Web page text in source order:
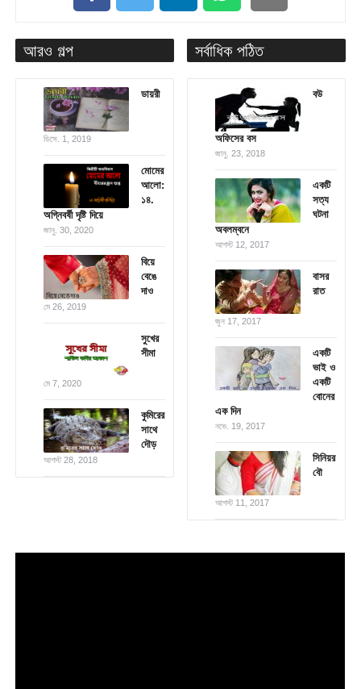
আরও গল্প
ডায়রী
ডিসে. 1, 2019
মোমের
আলো:
১৪.
অগ্নিবর্ষী দৃষ্টি দিয়ে
জানু. 30, 2020
বিয়ে
বেঙে
দাও
মে 26, 2019
সুখের
সীমা
মে 7, 2020
কুমিরের
সাথে
দৌড়
আগস্ট 28, 2018
সর্বাধিক পঠিত
বউ
অফিসের বস
জানু. 23, 2018
একটি
সত্য
ঘটনা
অবলম্বনে
আগস্ট 12, 2017
বাসর
রাত
জুন 17, 2017
একটি
ভাই ও
একটি
বোনের
এক দিন
নভে. 19, 2017
সিনিয়র
বৌ
আগস্ট 11, 2017